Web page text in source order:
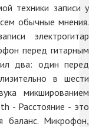
техники записи у
обычные мнения.
электрогитар
перед гитарным
два: один перед
в шести
микшированием
- Расстояние - это
баланс. Микрофон,